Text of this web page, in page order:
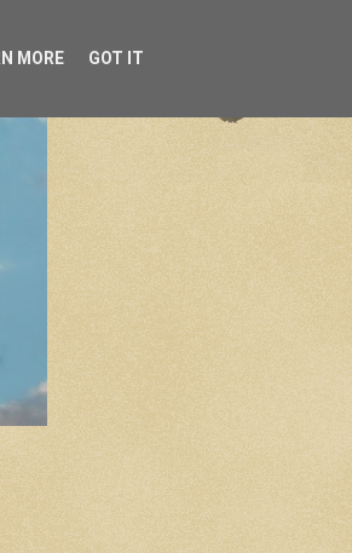
MORE GOT IT